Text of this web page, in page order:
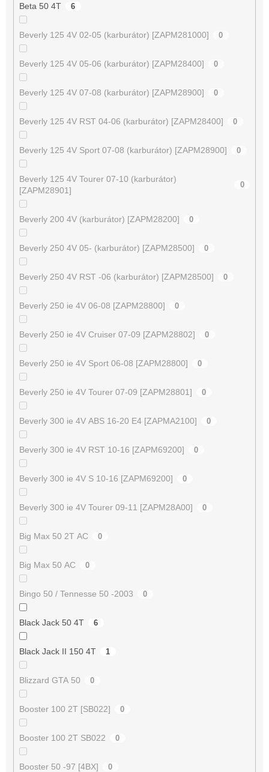
Beta 50 4T 6
Beverly 125 4V 02-05 (karburátor) [ZAPM281000] 0
Beverly 125 4V 05-06 (karburátor) [ZAPM28400] 0
Beverly 125 4V 07-08 (karburátor) [ZAPM28900] 0
Beverly 125 4V RST 04-06 (karburátor) [ZAPM28400] 0
Beverly 125 4V Sport 07-08 (karburátor) [ZAPM28900] 0
Beverly 125 4V Tourer 07-10 (karburátor)
[ZAPM28901]
0
Beverly 200 4V (karburátor) [ZAPM28200] 0
Beverly 250 4V 05- (karburátor) [ZAPM28500] 0
Beverly 250 4V RST -06 (karburátor) [ZAPM28500] 0
Beverly 250 ie 4V 06-08 [ZAPM28800] 0
Beverly 250 ie 4V Cruiser 07-09 [ZAPM28802] 0
Beverly 250 ie 4V Sport 06-08 [ZAPM28800] 0
Beverly 250 ie 4V Tourer 07-09 [ZAPM28801] 0
Beverly 300 ie 4V ABS 16-20 E4 [ZAPMA2100] 0
Beverly 300 ie 4V RST 10-16 [ZAPM69200] 0
Beverly 300 ie 4V S 10-16 [ZAPM69200] 0
Beverly 300 ie 4V Tourer 09-11 [ZAPM28A00] 0
Big Max 50 2T AC 0
Big Max 50 AC 0
Bingo 50 / Tennesse 50 -2003 0
Black Jack 50 4T 6
Black Jack II 150 4T 1
Blizzard GTA 50 0
Booster 100 2T [SB022] 0
Booster 100 2T SB022 0
Booster 50 -97 [4BX] 0